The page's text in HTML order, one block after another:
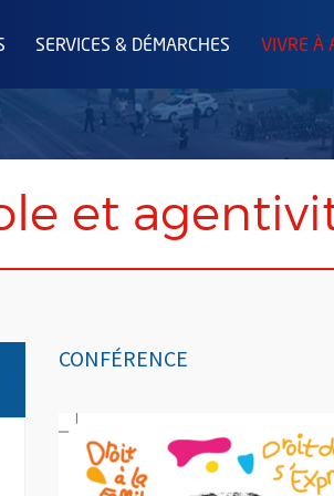
SERVICES & DÉMARCHES VIVRE À
et
CONFÉRENCE